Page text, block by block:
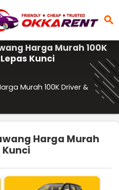
search
Harga Murah 100K
Kunci
Murah 100K Driver &
Harga Murah
Kunci